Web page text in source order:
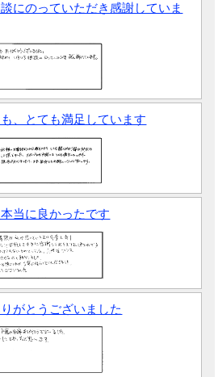
にのっていただき感謝していま
、とても満足しています
当に良かったです
がとうございました